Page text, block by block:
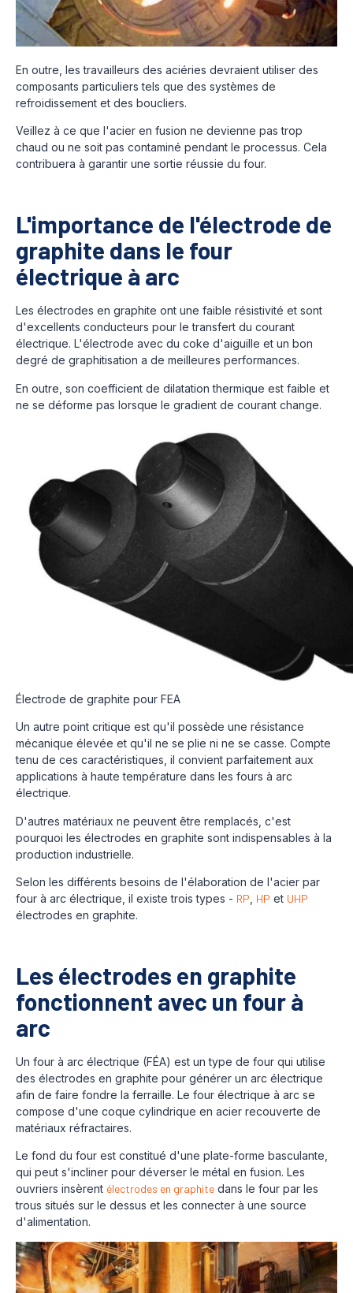
En outre, les travailleurs des aciéries devraient utiliser des
composants particuliers tels que des systèmes de
refroidissement et des boucliers.
Veillez à ce que l'acier en fusion ne devienne pas trop
chaud ou ne soit pas contaminé pendant le processus. Cela
contribuera à garantir une sortie réussie du four.
L'importance de l'électrode de
graphite dans le four
électrique à arc
Les électrodes en graphite ont une faible résistivité et sont
d'excellents conducteurs pour le transfert du courant
électrique. L'électrode avec du coke d'aiguille et un bon
degré de graphitisation a de meilleures performances.
En outre, son coefficient de dilatation thermique est faible et
ne se déforme pas lorsque le gradient de courant change.
Électrode de graphite pour FEA
Un autre point critique est qu'il possède une résistance
mécanique élevée et qu'il ne se plie ni ne se casse. Compte
tenu de ces caractéristiques, il convient parfaitement aux
applications à haute température dans les fours à arc
électrique.
D'autres matériaux ne peuvent être remplacés, c'est
pourquoi les électrodes en graphite sont indispensables à la
production industrielle.
Selon les différents besoins de l'élaboration de l'acier par
four à arc électrique, il existe trois types - RP HP et UHP
électrodes en graphite.
Les électrodes en graphite
fonctionnent avec un four à
arc
Un four à arc électrique (FÉA) est un type de four qui utilise
des électrodes en graphite pour générer un arc électrique
afin de faire fondre la ferraille. Le four électrique à arc se
compose d'une coque cylindrique en acier recouverte de
matériaux réfractaires.
Le fond du four est constitué d'une plate-forme basculante,
qui peut s'incliner pour déverser le métal en fusion. Les
ouvriers insèrent électrodes en graphite dans le four par les
trous situés sur le dessus et les connecter à une source
d'alimentation.